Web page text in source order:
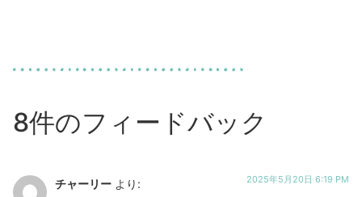
8件のフィードバック
チャーリー より: 2025年5月20日 6:19 PM